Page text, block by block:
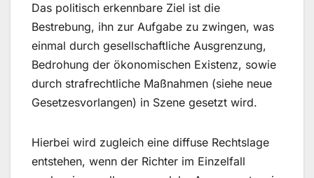
Das politisch erkennbare Ziel ist die
Bestrebung, ihn zur Aufgabe zu zwingen, was
einmal durch gesellschaftliche Ausgrenzung,
Bedrohung der ökonomischen Existenz, sowie
durch strafrechtliche Maßnahmen (siehe neue
Gesetzesvorlangen) in Szene gesetzt wird.
Hierbei wird zugleich eine diffuse Rechtslage
entstehen, wenn der Richter im Einzelfall